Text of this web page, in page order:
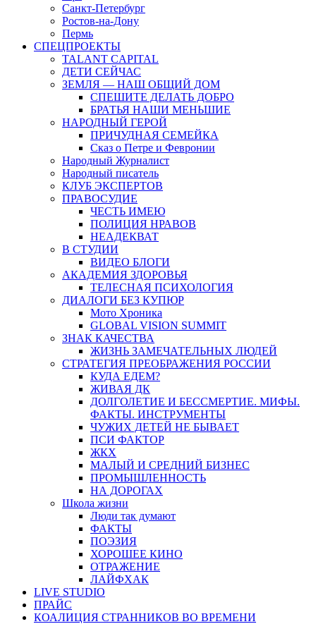
Санкт-Петербург
Ростов-на-Дону
Пермь
СПЕЦПРОЕКТЫ
TALANT CAPITAL
ДЕТИ СЕЙЧАС
ЗЕМЛЯ — НАШ ОБЩИЙ ДОМ
СПЕШИТЕ ДЕЛАТЬ ДОБРО
БРАТЬЯ НАШИ МЕНЬШИЕ
НАРОДНЫЙ ГЕРОЙ
ПРИЧУДНАЯ СЕМЕЙКА
Сказ о Петре и Февронии
Народный Журналист
Народный писатель
КЛУБ ЭКСПЕРТОВ
ПРАВОСУДИЕ
ЧЕСТЬ ИМЕЮ
ПОЛИЦИЯ НРАВОВ
НЕАДЕКВАТ
В СТУДИИ
ВИДЕО БЛОГИ
АКАДЕМИЯ ЗДОРОВЬЯ
ТЕЛЕСНАЯ ПСИХОЛОГИЯ
ДИАЛОГИ БЕЗ КУПЮР
Мото Хроника
GLOBAL VISION SUMMIT
ЗНАК КАЧЕСТВА
ЖИЗНЬ ЗАМЕЧАТЕЛЬНЫХ ЛЮДЕЙ
СТРАТЕГИЯ ПРЕОБРАЖЕНИЯ РОССИИ
КУДА ЕДЕМ?
ЖИВАЯ ДК
ДОЛГОЛЕТИЕ И БЕССМЕРТИЕ. МИФЫ.
ФАКТЫ. ИНСТРУМЕНТЫ
ЧУЖИХ ДЕТЕЙ НЕ БЫВАЕТ
ПСИ ФАКТОР
ЖКХ
МАЛЫЙ И СРЕДНИЙ БИЗНЕС
ПРОМЫШЛЕННОСТЬ
НА ДОРОГАХ
Школа жизни
Люди так думают
ФАКТЫ
ПОЭЗИЯ
ХОРОШЕЕ КИНО
ОТРАЖЕНИЕ
ЛАЙФХАК
LIVE STUDIO
ПРАЙС
КОАЛИЦИЯ СТРАННИКОВ ВО ВРЕМЕНИ